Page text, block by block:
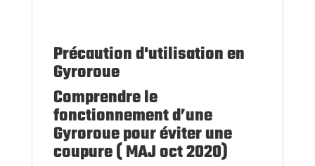
Précaution d'utilisation en
Gyroroue
Comprendre le
fonctionnement d’une
Gyroroue pour éviter une
coupure ( MAJ oct 2020)